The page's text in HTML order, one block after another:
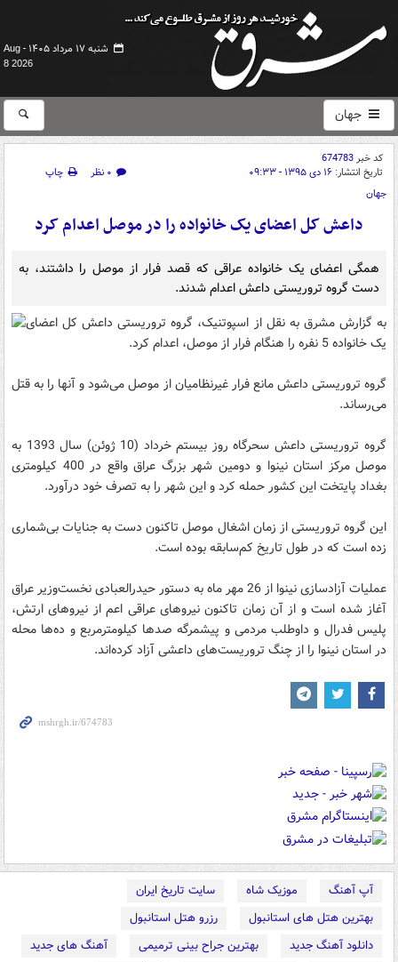
شنبه ۱۷ مرداد ۱۴۰۵ -
Aug
8 2026
جهان
کد خبر674783
تاریخ انتشار: ۱۶ دی ۱۳۹۵ - ۰۹:۳۳ ۰ نظر
چاپ
جهان
داعش کل اعضای یک خانواده را در موصل اعدام کرد
همگی اعضای یک خانواده عراقی که قصد فرار از موصل را داشتند، به
دست گروه تروریستی داعش اعدام شدند.
به گزارش مشرقبه نقل از اسپوتنیک، گروه تروریستی داعش کل اعضای
یک خانواده 5 نفره را هنگام فرار از موصل، اعدام کرد.
گروه تروریستی داعش مانع فرار غیرنظامیان از موصل می‌شود و آنها را به قتل
می‌رساند.
گروه تروریستی داعش سحرگاه روز بیستم خرداد (10 ژوئن) سال 1393 به
موصل مرکز استان نینوا و دومین شهر بزرگ عراق واقع در 400 کیلومتری
بغداد پایتخت این کشور حمله کرد و این شهر را به تصرف خود درآورد.
این گروه تروریستی از زمان اشغال موصل تاکنون دست به جنایات بی‌شماری
زده است که در طول تاریخ کم‌سابقه بوده است.
عملیات آزادسازی نینوا از 26 مهر ماه به دستور حیدرالعبادی نخست‌وزیر عراق
آغاز شده است و از آن زمان تاکنون نیروهای عراقی اعم از نیروهای ارتش،
پلیس فدرال و داوطلب مردمی و پیشمرگه صدها کیلومترمربع و ده‌ها محله
در استان نینوا را از چنگ تروریست‌های داعشی آزاد کرده‌اند.
آپ آهنگ موزیک شاه
سایت تاریخ ایران
بهترین هتل های استانبول
رزرو هتل استانبول
دانلود آهنگ جدید
بهترین جراح بینی ترمیمی
آهنگ های جدید